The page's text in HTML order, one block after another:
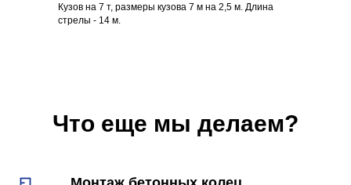
Кузов на 7 т, размеры кузова 7 м на 2,5 м. Длина
стрелы - 14 м.
Что еще мы делаем?